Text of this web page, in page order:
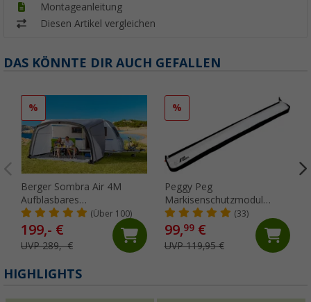
Montageanleitung
Diesen Artikel vergleichen
DAS KÖNNTE DIR AUCH GEFALLEN
%
Berger Sombra Air 4M
Aufblasbares
Sonnenvordach für
Wohnwagen, Anbauhöhe
235 - 255 cm
(Über 100)
199,- €
UVP 289,- €
%
Peggy Peg
Markisenschutzmodul
SunBreak schwarz,
Sonnenschutz Markise
Vorderwand
(33)
99,99€
UVP 119,95 €
HIGHLIGHTS